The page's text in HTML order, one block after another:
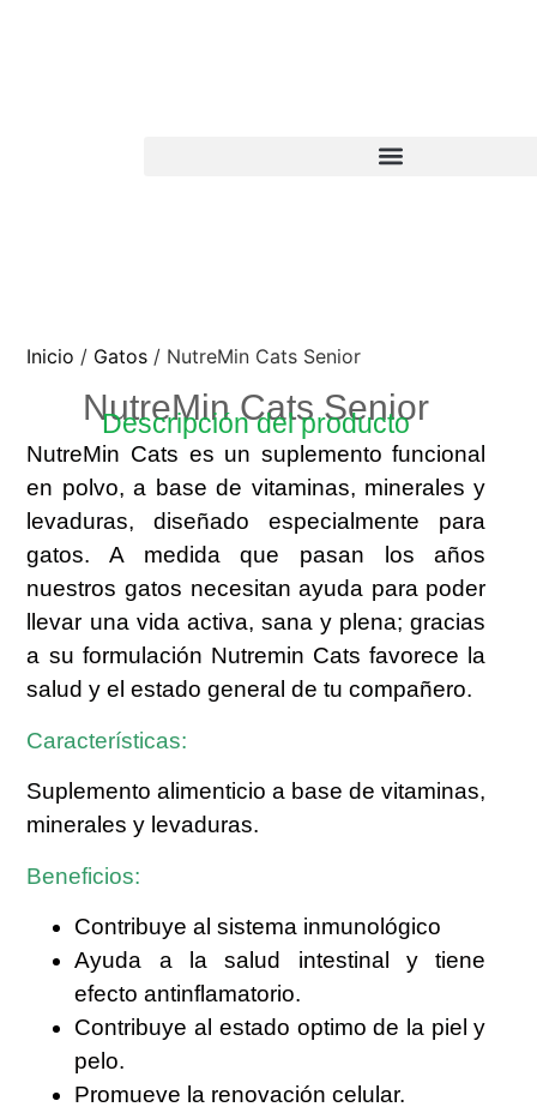
Inicio / Gatos / NutreMin Cats Senior
NutreMin Cats Senior
Descripción del producto
NutreMin Cats es un suplemento funcional
en polvo, a base de vitaminas, minerales y
levaduras, diseñado especialmente para
gatos. A medida que pasan los años
nuestros gatos necesitan ayuda para poder
llevar una vida activa, sana y plena; gracias
a su formulación Nutremin Cats favorece la
salud y el estado general de tu compañero.
Características:
Suplemento alimenticio a base de vitaminas,
minerales y levaduras.
Beneficios:
Contribuye al sistema inmunológico
Ayuda a la salud intestinal y tiene
efecto antinflamatorio.
Contribuye al estado optimo de la piel y
pelo.
Promueve la renovación celular.